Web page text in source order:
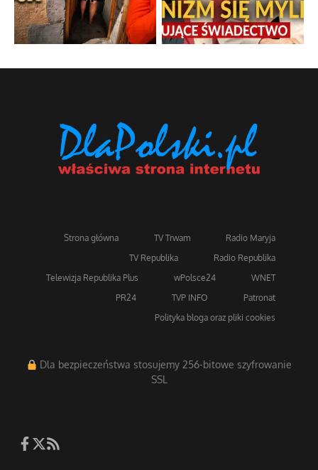
Strona główna TV Trwam
Radio Maryja
TV Republika
Radio Republika
Telewizja Republika Plus
wPolsce24
WNET
PR24
TVP INFO
Patronat
Polityka bloga oraz pliki cookies
Dla bezpieczeństwa stosujemy 256-bitowe szyfrowanie
SSL